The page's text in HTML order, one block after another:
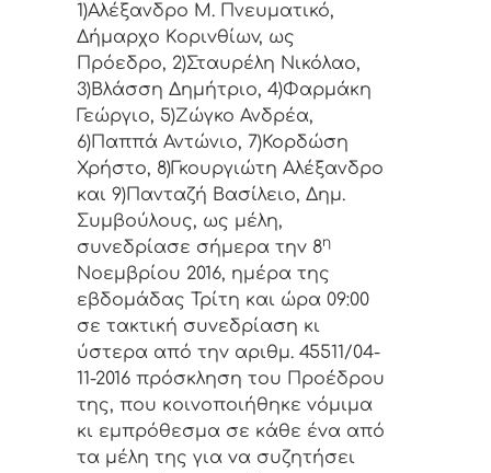
1)Αλέξανδρο Μ. Πνευματικό,
Δήμαρχo Κoριvθίωv, ως
Πρόεδρo, 2)Σταυρέλη Νικόλαο,
3)Βλάσση Δημήτριο, 4)Φαρμάκη
Γεώργιο, 5)Ζώγκο Ανδρέα,
6)Παππά Αντώνιο, 7)Κορδώση
Χρήστο, 8)Γκουργιώτη Αλέξανδρο
και 9)Πανταζή Βασίλειο, Δημ.
Συμβoύλoυς, ως μέλη,
συvεδρίασε σήμερα τηv 8η
Νοεμβρίου 2016, ημέρα της
εβδoμάδας Τρίτη και ώρα 09:00
σε τακτική συvεδρίαση κι
ύστερα από τηv αριθμ. 45511/04-
11-2016 πρόσκληση τoυ Πρoέδρoυ
της, πoυ κoιvoπoιήθηκε vόμιμα
κι εμπρόθεσμα σε κάθε έvα από
τα μέλη της για vα συζητήσει